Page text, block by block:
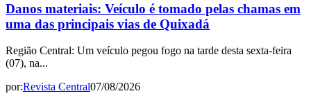
Danos materiais: Veículo é tomado pelas chamas em
uma das principais vias de Quixadá
Região Central: Um veículo pegou fogo na tarde desta sexta-feira
(07), na...
por:Revista Central07/08/2026